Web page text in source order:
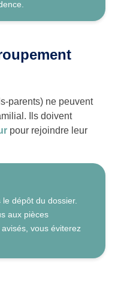
parents) ne peuvent
Ils doivent
pour rejoindre leur
le dépôt du dossier.
aux pièces
vous éviterez